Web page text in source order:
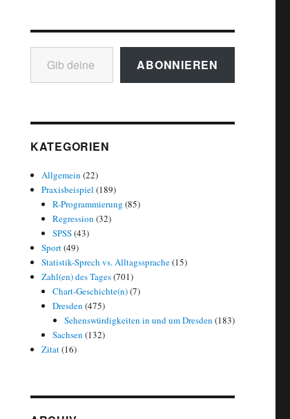
Gib deine E-Mail-Adresse ein ...
ABONNIEREN
KATEGORIEN
Allgemein (22)
Praxisbeispiel (189)
R-Programmierung (85)
Regression (32)
SPSS(43)
Sport(49)
Statistik-Sprech vs. Alltagssprache(15)
Zahl(en) des Tages(701)
Chart-Geschichte(n)(7)
Dresden (475)
Sehenswürdigkeiten in und um Dresden (183)
Sachsen (132)
Zitat(16)